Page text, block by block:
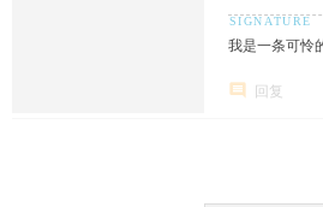
我是一条可怜
回复